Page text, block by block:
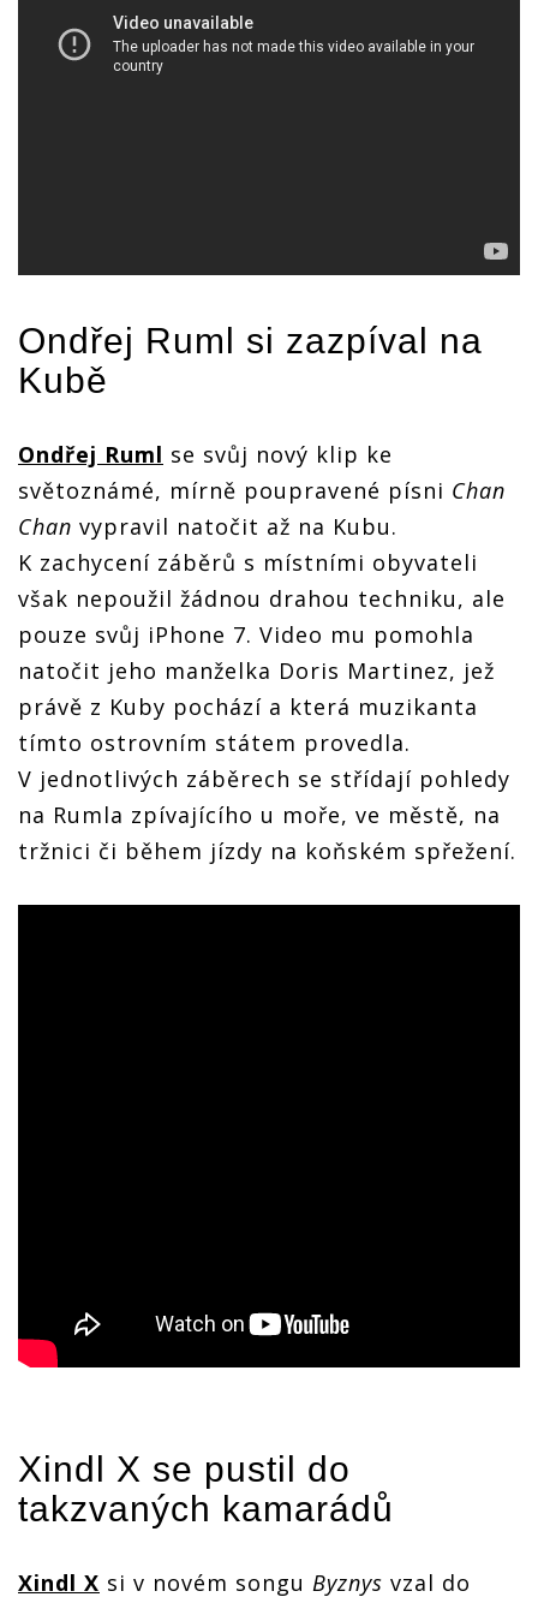
Ondřej Ruml si zazpíval na
Kubě
Ondřej Ruml se svůj nový klip ke
světoznámé, mírně poupravené písni Chan
Chan vypravil natočit až na Kubu.
K zachycení záběrů s místními obyvateli
však nepoužil žádnou drahou techniku, ale
pouze svůj iPhone 7. Video mu pomohla
natočit jeho manželka Doris Martinez, jež
právě z Kuby pochází a která muzikanta
tímto ostrovním státem provedla.
V jednotlivých záběrech se střídají pohledy
na Rumla zpívajícího u moře, ve městě, na
tržnici či během jízdy na koňském spřežení.
Xindl X se pustil do
takzvaných kamarádů
Xindl X si v novém songu Byznys vzal do